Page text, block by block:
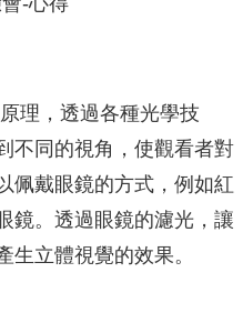
理，透過各種光學技
不同的視角，使觀看者對
佩戴眼鏡的方式，例如紅
鏡。透過眼鏡的濾光，讓
生立體視覺的效果。